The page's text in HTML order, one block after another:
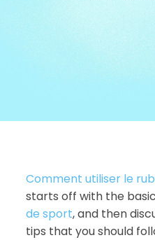
Comment utiliser le
starts off with the
de sport, and then
tips that you should